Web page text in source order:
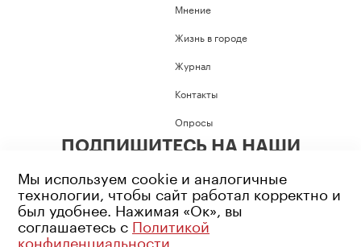
Мнение
Жизнь в городе
Журнал
Контакты
Опросы
ПОДПИШИТЕСЬ НА НАШИ
Мы используем cookie и аналогичные
технологии, чтобы сайт работал корректно и
был удобнее. Нажимая «Ок», вы
соглашаетесь с Политикой
конфиденциальности.